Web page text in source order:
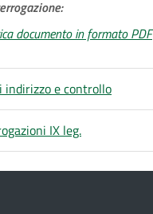
documento in formato PDF
indirizzo e controllo
IX leg.